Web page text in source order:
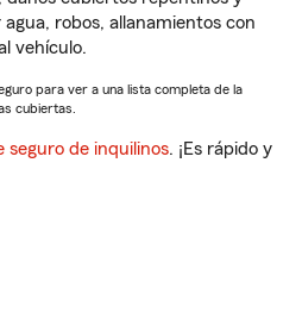
robos, allanamientos con
vehículo.
para ver a una lista completa de la
cubiertas.
seguro de inquilinos. ¡Es rápido y